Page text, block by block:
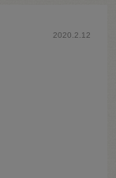
2020.2.12